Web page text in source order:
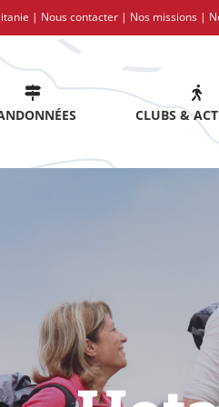
| Nous contacter | Nos missions |
CLUBS &